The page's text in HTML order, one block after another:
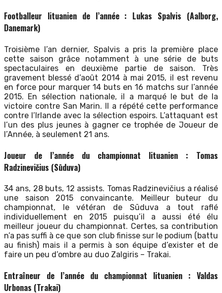
Footballeur lituanien de l’année : Lukas Spalvis (Aalborg,
Danemark)
Troisième l’an dernier, Spalvis a pris la première place
cette saison grâce notamment à une série de buts
spectaculaires en deuxième partie de saison. Très
gravement blessé d’août 2014 à mai 2015, il est revenu
en force pour marquer 14 buts en 16 matchs sur l’année
2015. En sélection nationale, il a marqué le but de la
victoire contre San Marin. Il a répété cette performance
contre l’Irlande avec la sélection espoirs. L’attaquant est
l’un des plus jeunes à gagner ce trophée de Joueur de
l’Année, à seulement 21 ans.
Joueur de l’année du championnat lituanien : Tomas
Radzinevičius (Sūduva)
34 ans, 28 buts, 12 assists. Tomas Radzinevičius a réalisé
une saison 2015 convaincante. Meilleur buteur du
championnat, le vétéran de Sūduva a tout raflé
individuellement en 2015 puisqu’il a aussi été élu
meilleur joueur du championnat. Certes, sa contribution
n’a pas suffi à ce que son club finisse sur le podium (battu
au finish) mais il a permis à son équipe d’exister et de
faire un peu d’ombre au duo Zalgiris – Trakai.
Entraîneur de l’année du championnat lituanien : Valdas
Urbonas (Trakai)